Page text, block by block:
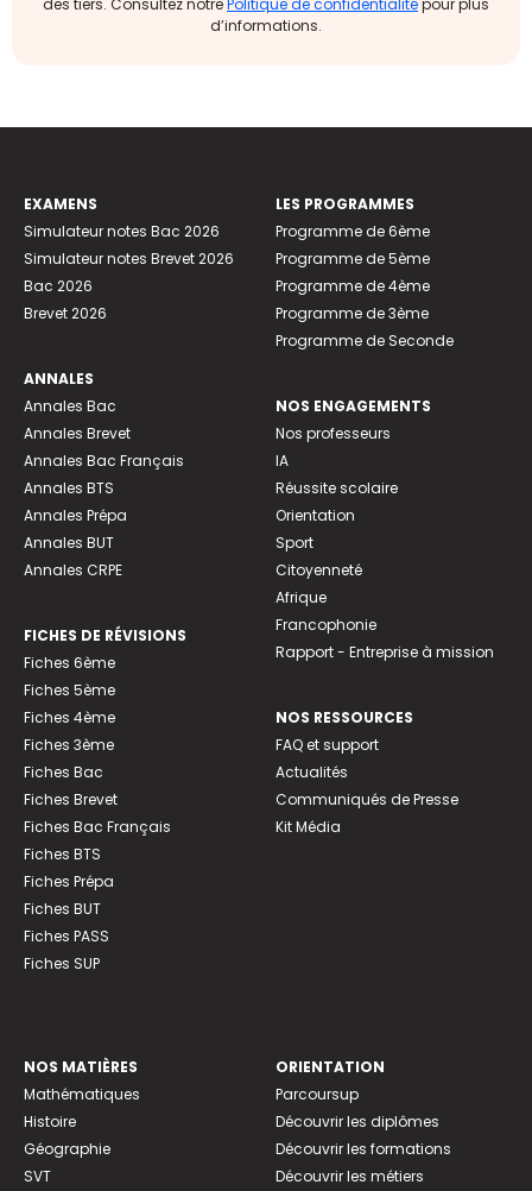
des tiers. Consultez notre Politique de confidentialitépour plus
d’informations.
EXAMENS
Simulateur notes Bac 2026
Simulateur notes Brevet 2026
Bac 2026
Brevet 2026
ANNALES
Annales Bac
Annales Brevet
Annales Bac Français
Annales BTS
Annales Prépa
Annales BUT
Annales CRPE
FICHES DE RÉVISIONS
Fiches 6ème
Fiches 5ème
Fiches 4ème
Fiches 3ème
Fiches Bac
Fiches Brevet
Fiches Bac Français
Fiches BTS
Fiches Prépa
Fiches BUT
Fiches PASS
Fiches SUP
LES PROGRAMMES
Programme de 6ème
Programme de 5ème
Programme de 4ème
Programme de 3ème
Programme de Seconde
NOS ENGAGEMENTS
Nos professeurs
IA
Réussite scolaire
Orientation
Sport
Citoyenneté
Afrique
Francophonie
Rapport - Entreprise à mission
NOS RESSOURCES
FAQ et support
Actualités
Communiqués de Presse
Kit Média
NOS MATIÈRES
Mathématiques
Histoire
Géographie
SVT
ORIENTATION
Parcoursup
Découvrir les diplômes
Découvrir les formations
Découvrir les métiers